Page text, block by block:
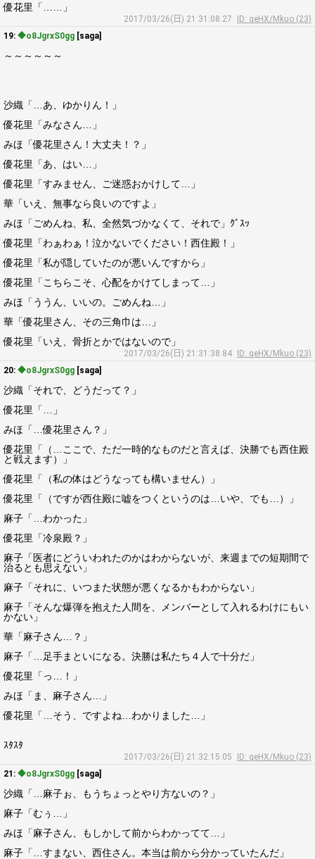
優花里「……」
2017/03/26(日) 21:31:08.27
ID: qeHX/Mkuo (23)
19: ◆o8JgrxS0gg [saga]
～～～～～～
沙織「…あ、ゆかりん！」
優花里「みなさん…」
みほ「優花里さん！大丈夫！？」
優花里「あ、はい…」
優花里「すみません、ご迷惑おかけして…」
華「いえ、無事なら良いのですよ」
みほ「ごめんね、私、全然気づかなくて、それで」ｸﾞｽｯ
優花里「わぁわぁ！泣かないでください！西住殿！」
優花里「私が隠していたのが悪いんですから」
優花里「こちらこそ、心配をかけてしまって…」
みほ「ううん、いいの。ごめんね…」
華「優花里さん、その三角巾は…」
優花里「いえ、骨折とかではないので」
2017/03/26(日) 21:31:38.84
ID: qeHX/Mkuo (23)
20: ◆o8JgrxS0gg [saga]
沙織「それで、どうだって？」
優花里「…」
みほ「…優花里さん？」
優花里「（…ここで、ただ一時的なものだと言えば、決勝でも西住殿
と戦えます）」
優花里「（私の体はどうなっても構いません）」
優花里「（ですが西住殿に嘘をつくというのは…いや、でも…）」
麻子「…わかった」
優花里「冷泉殿？」
麻子「医者にどういわれたのかはわからないが、来週までの短期間で
治るとも思えない」
麻子「それに、いつまた状態が悪くなるかもわからない」
麻子「そんな爆弾を抱えた人間を、メンバーとして入れるわけにもい
かない」
華「麻子さん…？」
麻子「…足手まといになる。決勝は私たち４人で十分だ」
優花里「っ…！」
みほ「ま、麻子さん…」
優花里「…そう、ですよね…わかりました…」
ｽﾀｽﾀ
2017/03/26(日) 21:32:15.05
ID: qeHX/Mkuo (23)
21: ◆o8JgrxS0gg [saga]
沙織「…麻子ぉ、もうちょっとやり方ないの？」
麻子「むぅ…」
みほ「麻子さん、もしかして前からわかってて…」
麻子「…すまない、西住さん。本当は前から分かっていたんだ」